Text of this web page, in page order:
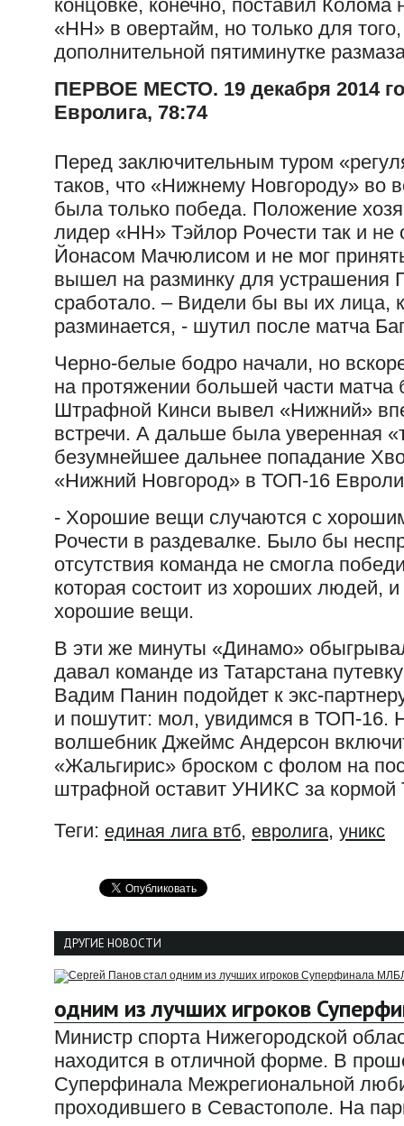
концовке, конечно, поставил
«НН» в овертайм, но только для
дополнительной пятиминутке
ПЕРВОЕ МЕСТО. 19 декабря 2014
Евролига, 78:74
Перед заключительным туром
таков, что «Нижнему Новгороду» во
была только победа. Положение
лидер «НН» Тэйлор Рочести так и не
Йонасом Мачюлисом и не мог
вышел на разминку для устрашения
сработало. – Видели бы вы их лица,
разминается, - шутил после матча
Черно-белые бодро начали, но
на протяжении большей части
Штрафной Кинси вывел «Нижний»
встречи. А дальше была уверенная
безумнейшее дальнее попадание
«Нижний Новгород» в ТОП-16
- Хорошие вещи случаются с
Рочести в раздевалке. Было бы
отсутствия команда не смогла
которая состоит из хороших людей,
хорошие вещи.
В эти же минуты «Динамо»
давал команде из Татарстана
Вадим Панин подойдет к экс-
и пошутит: мол, увидимся в ТОП-16.
волшебник Джеймс Андерсон
«Жальгирис» броском с фолом на
штрафной оставит УНИКС за
Теги: единая лига втб, евролига, уникс
ДРУГИЕ НОВОСТИ
одним из лучших игроков
Министр спорта Нижегородской
находится в отличной форме. В
Суперфинала Межрегиональной
проходившего в Севастополе. На